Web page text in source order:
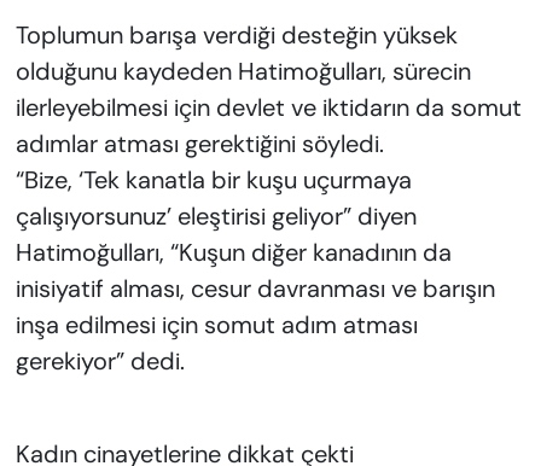
Toplumun barışa verdiği desteğin yüksek
olduğunu kaydeden Hatimoğulları, sürecin
ilerleyebilmesi için devlet ve iktidarın da somut
adımlar atması gerektiğini söyledi.
“Bize, ‘Tek kanatla bir kuşu uçurmaya
çalışıyorsunuz’ eleştirisi geliyor” diyen
Hatimoğulları, “Kuşun diğer kanadının da
inisiyatif alması, cesur davranması ve barışın
inşa edilmesi için somut adım atması
gerekiyor” dedi.
Kadın cinayetlerine dikkat çekti